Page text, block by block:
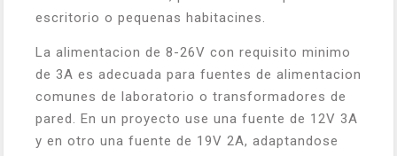
escritorio o pequenas habitacines.
La alimentacion de 8-26V con requisito minimo
de 3A es adecuada para fuentes de alimentacion
comunes de laboratorio o transformadores de
pared. En un proyecto use una fuente de 12V 3A
y en otro una fuente de 19V 2A, adaptandose